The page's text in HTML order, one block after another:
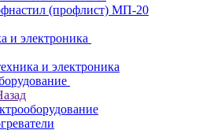
(профлист) МП-20
и электроника
и электроника